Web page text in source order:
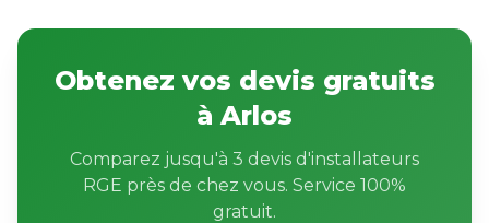
Obtenez vos devis gratuits
à Arlos
Comparez jusqu'à 3 devis d'installateurs
RGE près de chez vous. Service 100%
gratuit.